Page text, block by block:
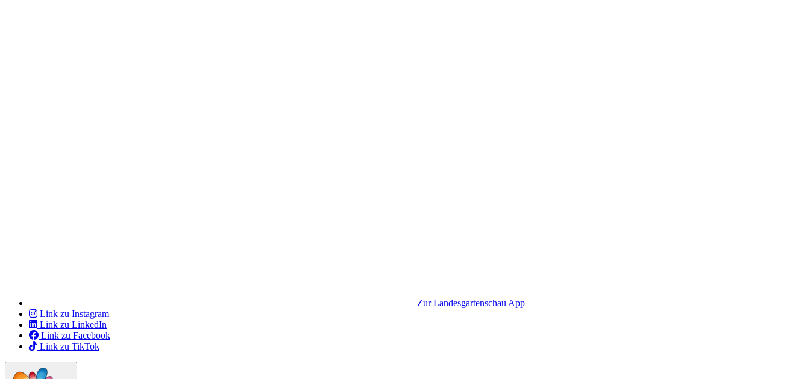
Zur Landesgartenschau App
Link zu Instagram
Link zu LinkedIn
Link zu Facebook
Link zu TikTok